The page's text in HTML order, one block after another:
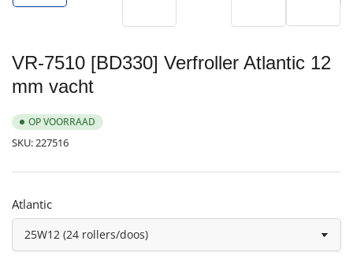
galerijweergave
laden
laden
laden
VR-7510 [BD330] Verfroller Atlantic 12
mm vacht
OP VOORRAAD
SKU:227516
Atlantic